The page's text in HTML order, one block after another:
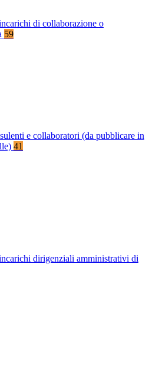
di collaborazione o
59
e collaboratori (da pubblicare in
41
dirigenziali amministrativi di